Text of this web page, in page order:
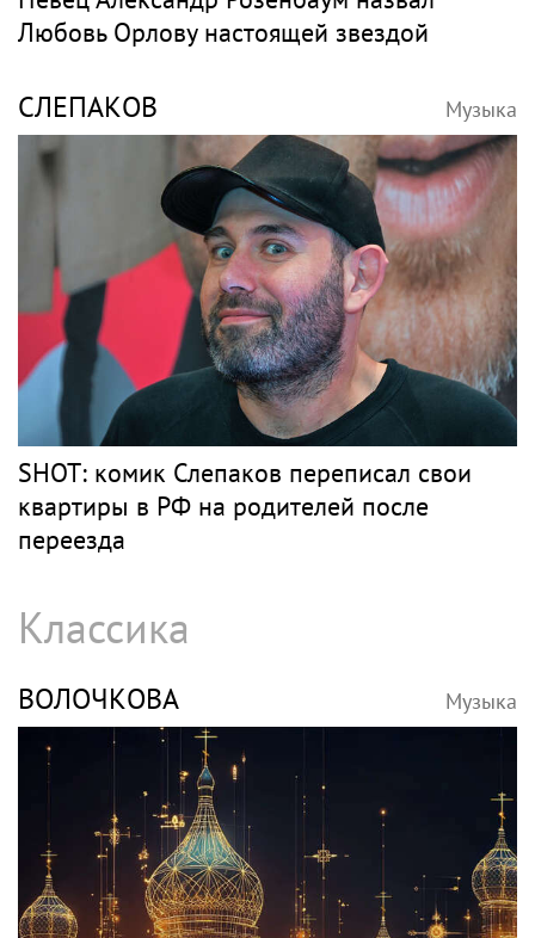
Любовь Орлову настоящей звездой
СЛЕПАКОВ Музыка
SHOT: комик Слепаков переписал свои
квартиры в РФ на родителей после
переезда
Классика
ВОЛОЧКОВА Музыка